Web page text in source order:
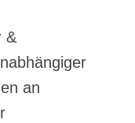
&
an